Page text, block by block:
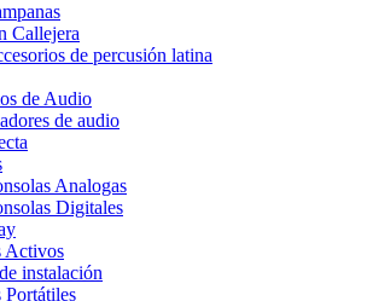
Callejera
de percusión latina
de Audio
de audio
Analogas
Digitales
Activos
instalación
Portátiles